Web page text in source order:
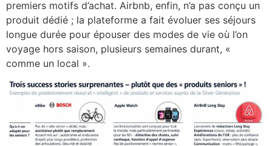
premiers motifs d’achat. Airbnb, enfin, n’a pas conçu un
produit dédié ; la plateforme a fait évoluer ses séjours
longue durée pour épouser des modes de vie où l’on
voyage hors saison, plusieurs semaines durant, «
comme un local ».